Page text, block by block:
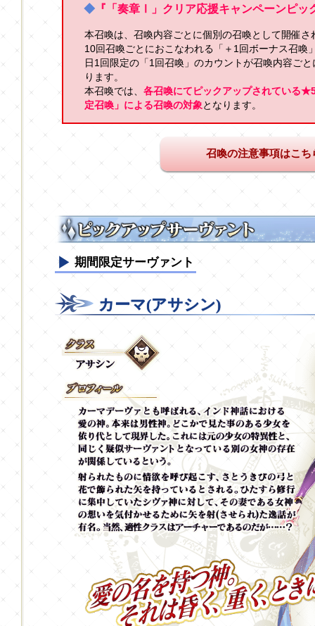
◆ 『「奏章Ⅰ」クリア応援キャンペーンピッ
本召喚は、召喚内容ごとに個別の召喚として開催
10回召喚ごとにおこなわれる「＋1回ボーナス召喚
日1回限定の「1回召喚」のカウントが召喚内容ご
ります。
本召喚では、各召喚にてピックアップされている
定召喚」による召喚の対象となります。
召喚の注意事項はこち
期間限定サーヴァント
カーマ(アサシン)